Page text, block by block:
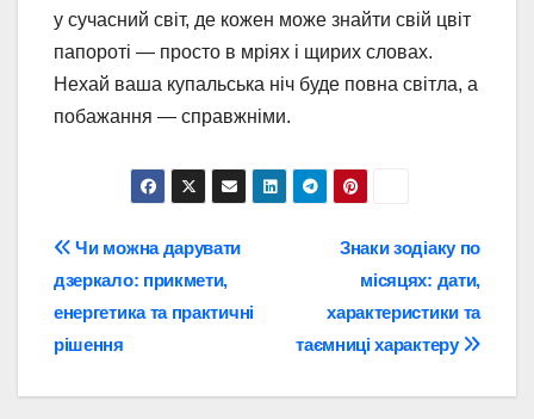
у сучасний світ, де кожен може знайти свій цвіт
папороті — просто в мріях і щирих словах.
Нехай ваша купальська ніч буде повна світла, а
побажання — справжніми.
Навігація
записів
Знаки зодіаку по
місяцях: дати,
характеристики та
таємниці характеру
Чи можна дарувати
дзеркало: прикмети,
енергетика та практичні
рішення